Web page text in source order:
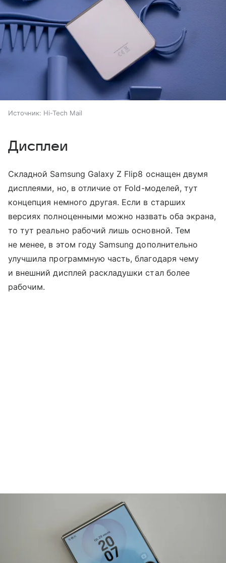
Источник: Hi-Tech Mail
Дисплеи
Складной Samsung Galaxy Z Flip8 оснащен двумя
дисплеями, но, в отличие от Fold-моделей, тут
концепция немного другая. Если в старших
версиях полноценными можно назвать оба экрана,
то тут реально рабочий лишь основной. Тем
не менее, в этом году Samsung дополнительно
улучшила программную часть, благодаря чему
и внешний дисплей раскладушки стал более
рабочим.